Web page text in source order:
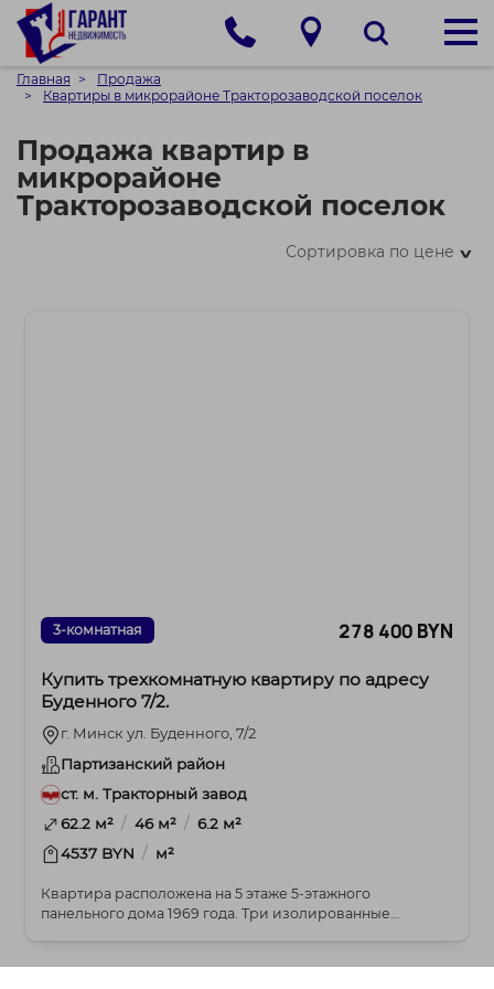
Главная
Продажа
Квартиры в микрорайоне Тракторозаводской поселок
Продажа квартир в
микрорайоне
Тракторозаводской поселок
Сортировка по цене>
3-комнатная 278 400 BYN
Купить трехкомнатную квартиру по адресу
Буденного 7/2.
г. Минск ул. Буденного, 7/2
Партизанский район
ст. м. Тракторный завод
62.2 м² / 46 м² / 6.2 м²
4537 BYN / м²
Квартира расположена на 5 этаже 5-этажного
панельного дома 1969 года. Три изолированные